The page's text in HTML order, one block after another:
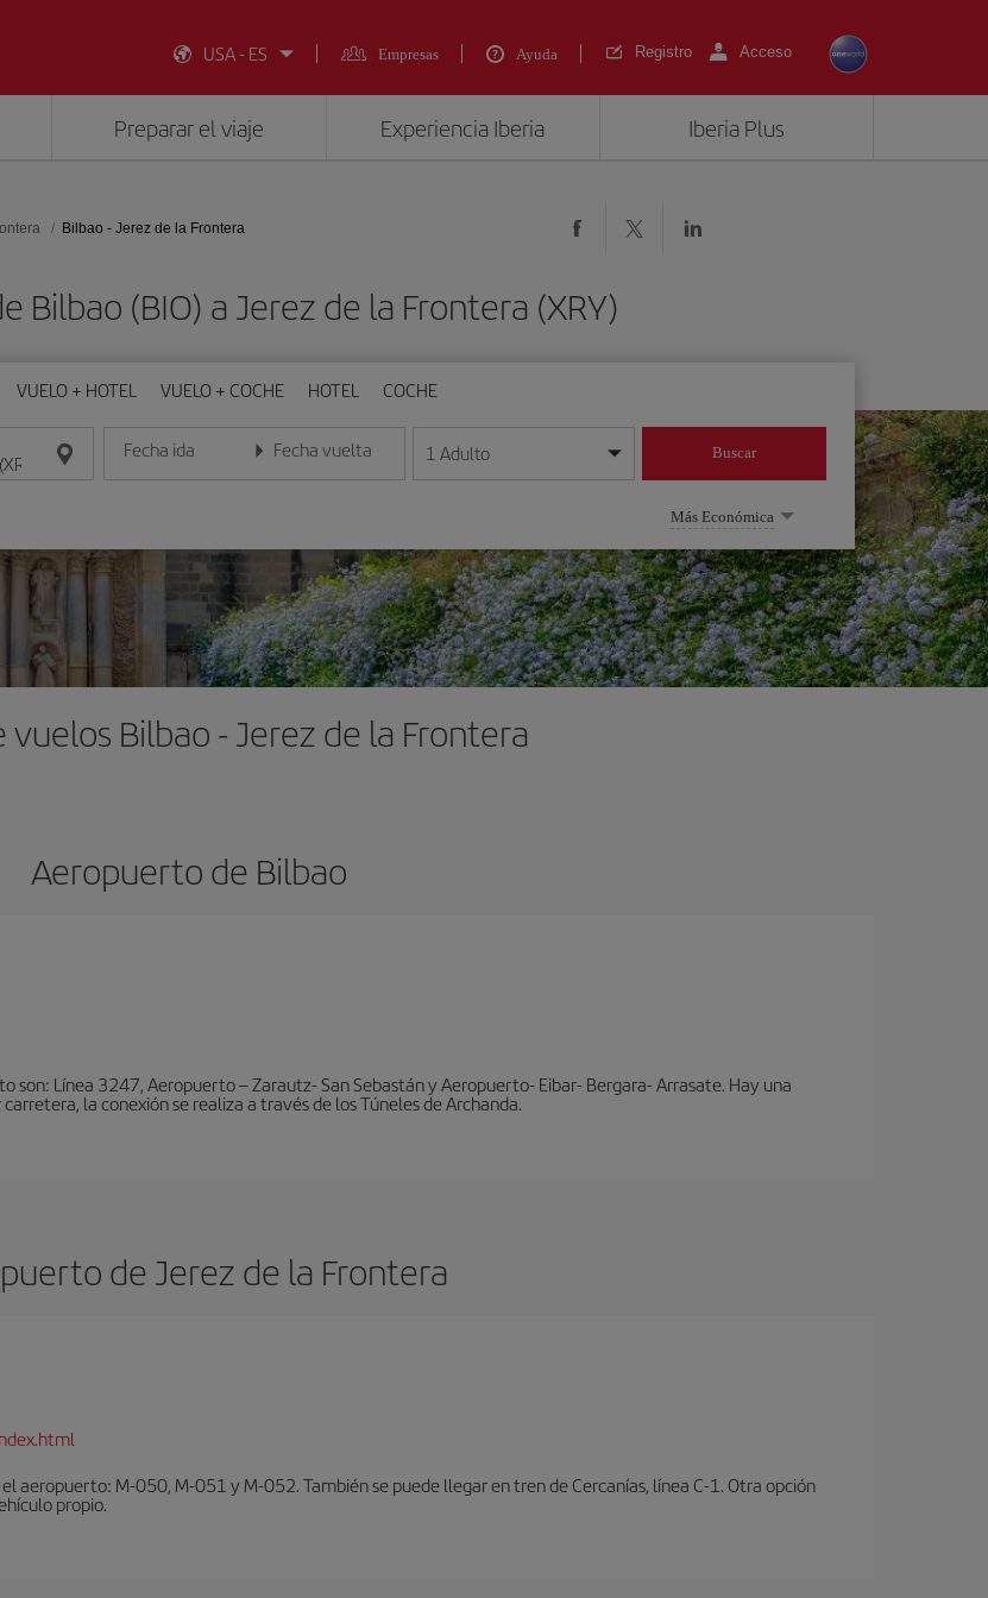
USA - ES
Empresas Ayuda Registro Acceso
Preparar el viaje Experiencia Iberia Iberia Plus
Bilbao - Jerez de la Frontera
Bilbao (BIO) a Jerez de la Frontera (XRY)
VUELO + HOTEL VUELO + COCHE HOTEL COCHE
Fecha ida
Introduce la fecha en formato día/mes/año
Fecha vuelta
Introduce la fecha en formato día/mes/año
1 Adulto Buscar
Más Económica
Bilbao - Jerez de la Frontera
Aeropuerto de Bilbao
son: Línea 3247, Aeropuerto – Zarautz- San Sebastán y Aeropuerto- Eibar- Bergara- Arrasate. Hay una
la conexión se realiza a través de los Túneles de Archanda.
de Jerez de la Frontera
aeropuerto: M-050, M-051 y M-052. También se puede llegar en tren de Cercanías, línea C-1. Otra opción
propio.